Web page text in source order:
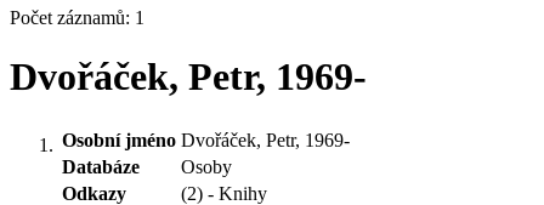
Počet záznamů: 1
Dvořáček, Petr, 1969-
Osobní jméno Dvořáček, Petr, 1969-
Databáze
Osoby
Odkazy
(2) - Knihy